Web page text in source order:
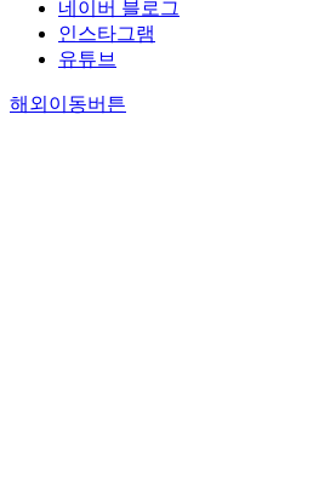
네이버 블로그
인스타그램
유튜브
해외이동버튼